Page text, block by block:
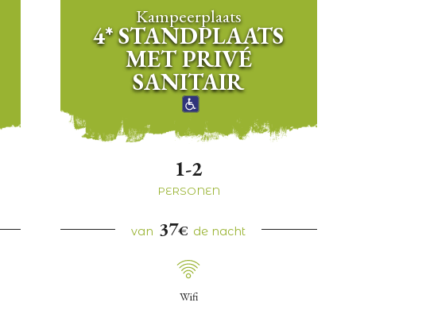
Kampeerplaats
4* STANDPLAATS
MET PRIVÉ
SANITAIR
1-2
PERSONEN
van 37€ de nacht
Wifi